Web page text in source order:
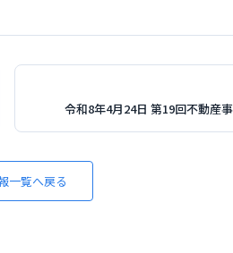
令和8年4月24日 第19回不動産
一覧へ戻る